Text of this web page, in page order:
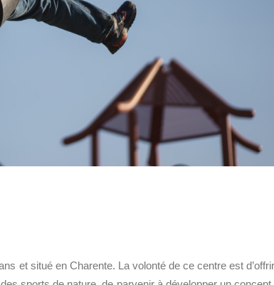
et situé en Charente. La volonté de ce centre est